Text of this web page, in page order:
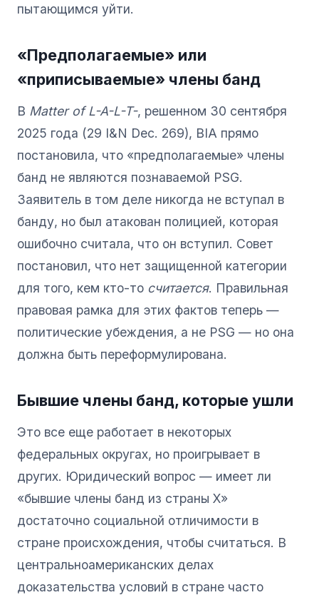
пытающимся уйти.
«Предполагаемые» или
«приписываемые» члены банд
В Matter of L-A-L-T-, решенном 30 сентября
2025 года (29 I&N Dec. 269), BIA прямо
постановила, что «предполагаемые» члены
банд не являются познаваемой PSG.
Заявитель в том деле никогда не вступал в
банду, но был атакован полицией, которая
ошибочно считала, что он вступил. Совет
постановил, что нет защищенной категории
для того, кем кто-то считается. Правильная
правовая рамка для этих фактов теперь —
политические убеждения, а не PSG — но она
должна быть переформулирована.
Бывшие члены банд, которые ушли
Это все еще работает в некоторых
федеральных округах, но проигрывает в
других. Юридический вопрос — имеет ли
«бывшие члены банд из страны X»
достаточно социальной отличимости в
стране происхождения, чтобы считаться. В
центральноамериканских делах
доказательства условий в стране часто